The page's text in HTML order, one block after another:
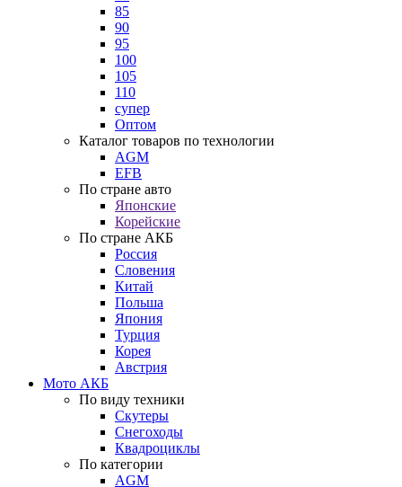
85
90
95
100
105
110
супер
Оптом
Каталог товаров по технологии
AGM
EFB
По стране авто
Японские
Корейские
По стране АКБ
Россия
Словения
Китай
Польша
Япония
Турция
Корея
Австрия
Мото АКБ
По виду техники
Скутеры
Снегоходы
Квадроциклы
По категории
AGM